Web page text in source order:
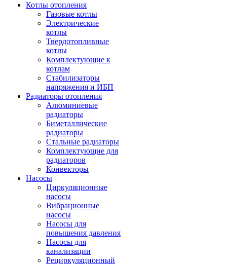
Котлы отопления
Газовые котлы
Электрические
котлы
Твердотопливные
котлы
Комплектующие к
котлам
Стабилизаторы
напряжения и ИБП
Радиаторы отопления
Алюминиевые
радиаторы
Биметаллические
радиаторы
Стальные радиаторы
Комплектующие для
радиаторов
Конвекторы
Насосы
Циркуляционные
насосы
Вибрационные
насосы
Насосы для
повышения давления
Насосы для
канализации
Рециркуляционный